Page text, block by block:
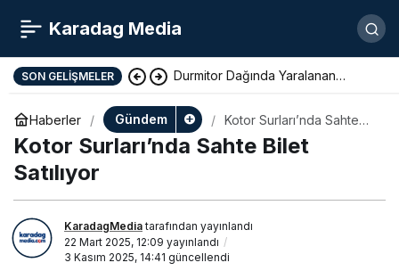
Karadag Media
SON GELIŞMELER Durmitor Dağında Yaralanan
Yunan Turist Başarıyla Kurtarıldı
Haberler Gündem
Kotor Surları’nda Sahte
Bilet Satılıyor
Kotor Surları’nda Sahte Bilet
Satılıyor
KaradagMediatarafından yayınlandı
22 Mart 2025, 12:09 yayınlandı
3 Kasım 2025, 14:41 güncellendi